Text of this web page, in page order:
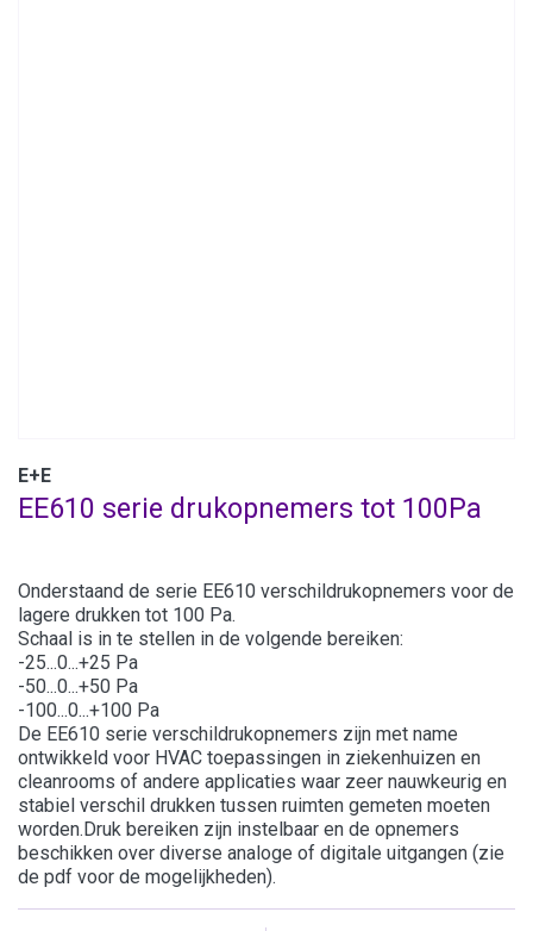
E+E
EE610 serie drukopnemers tot 100Pa
Onderstaand de serie EE610 verschildrukopnemers voor de
lagere drukken tot 100 Pa.
Schaal is in te stellen in de volgende bereiken:
-25...0...+25 Pa
-50...0...+50 Pa
-100...0...+100 Pa
De EE610 serie verschildrukopnemers zijn met name
ontwikkeld voor HVAC toepassingen in ziekenhuizen en
cleanrooms of andere applicaties waar zeer nauwkeurig en
stabiel verschil drukken tussen ruimten gemeten moeten
worden.Druk bereiken zijn instelbaar en de opnemers
beschikken over diverse analoge of digitale uitgangen (zie
de pdf voor de mogelijkheden).